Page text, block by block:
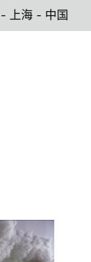
海 - 中国